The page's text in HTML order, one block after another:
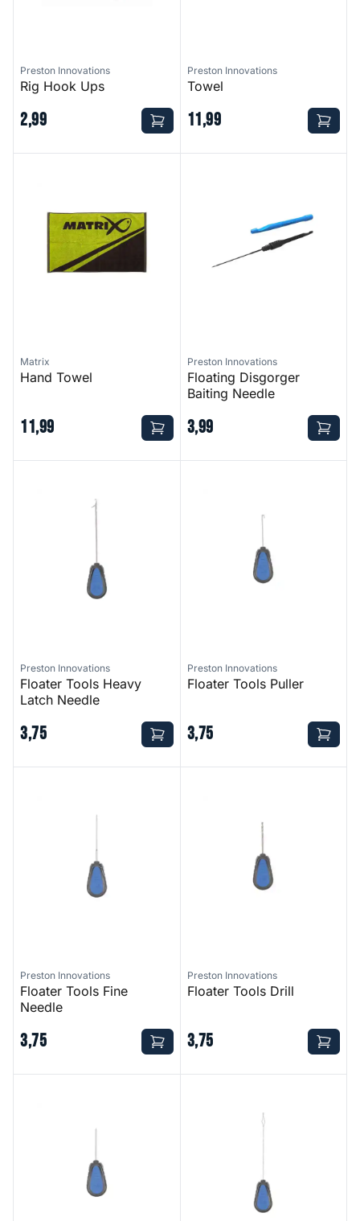
Preston Innovations
Rig Hook Ups
2,99
Preston Innovations
Towel
11,99
Matrix
Hand Towel
11,99
Preston Innovations
Floating Disgorger
Baiting Needle
3,99
Preston Innovations
Floater Tools Heavy
Latch Needle
3,75
Preston Innovations
Floater Tools Puller
3,75
Preston Innovations
Floater Tools Fine
Needle
3,75
Preston Innovations
Floater Tools Drill
3,75